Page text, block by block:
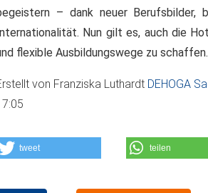
– dank neuer Berufsbilder,
Nun gilt es, auch die
flexible Ausbildungswege zu schaffen.
von Franziska Luthardt DEHOGA
tweet teilen